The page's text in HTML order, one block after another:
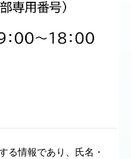
る情報であり、氏名・